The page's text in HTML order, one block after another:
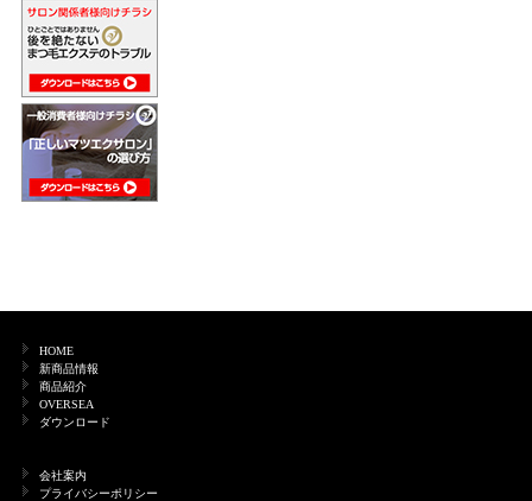
HOME
新商品情報
商品紹介
OVERSEA
ダウンロード
会社案内
プライバシーポリシー